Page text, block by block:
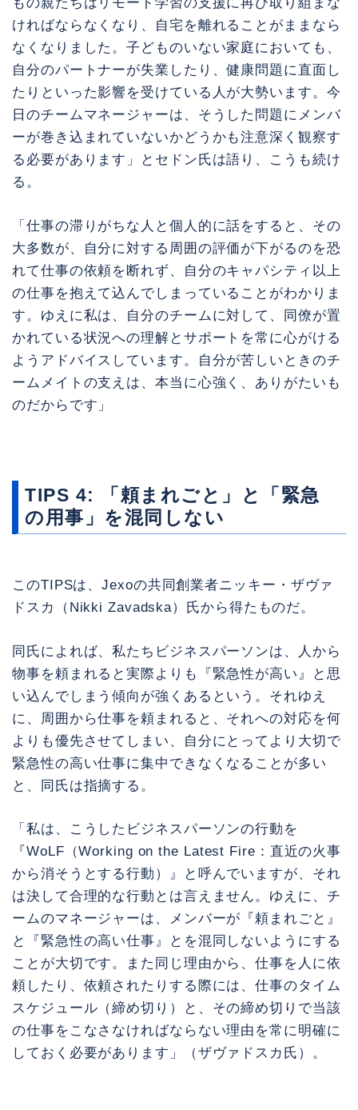
ければならなくなり、自宅を離れることがままなら
なくなりました。子どものいない家庭においても、
自分のパートナーが失業したり、健康問題に直面し
たりといった影響を受けている人が大勢います。今
日のチームマネージャーは、そうした問題にメンバ
ーが巻き込まれていないかどうかも注意深く観察す
る必要があります」とセドン氏は語り、こうも続け
る。
「仕事の滞りがちな人と個人的に話をすると、その
大多数が、自分に対する周囲の評価が下がるのを恐
れて仕事の依頼を断れず、自分のキャパシティ以上
の仕事を抱えて込んでしまっていることがわかりま
す。ゆえに私は、自分のチームに対して、同僚が置
かれている状況への理解とサポートを常に心がける
ようアドバイスしています。自分が苦しいときのチ
ームメイトの支えは、本当に心強く、ありがたいも
のだからです」
TIPS 4: 「頼まれごと」と「緊急
の用事」を混同しない
このTIPSは、Jexoの共同創業者ニッキー・ザヴァ
ドスカ（Nikki Zavadska）氏から得たものだ。
同氏によれば、私たちビジネスパーソンは、人から
物事を頼まれると実際よりも『緊急性が高い』と思
い込んでしまう傾向が強くあるという。それゆえ
に、周囲から仕事を頼まれると、それへの対応を何
よりも優先させてしまい、自分にとってより大切で
緊急性の高い仕事に集中できなくなることが多い
と、同氏は指摘する。
「私は、こうしたビジネスパーソンの行動を
『WoLF（Working on the Latest Fire：直近の火事
から消そうとする行動）』と呼んでいますが、それ
は決して合理的な行動とは言えません。ゆえに、チ
ームのマネージャーは、メンバーが『頼まれごと』
と『緊急性の高い仕事』とを混同しないようにする
ことが大切です。また同じ理由から、仕事を人に依
頼したり、依頼されたりする際には、仕事のタイム
スケジュール（締め切り）と、その締め切りで当該
の仕事をこなさなければならない理由を常に明確に
しておく必要があります」（ザヴァドスカ氏）。